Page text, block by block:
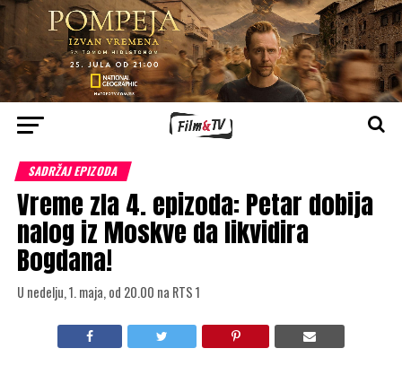
SADRŽAJ EPIZODA
Vreme zla 4. epizoda: Petar dobija
nalog iz Moskve da likvidira
Bogdana!
U nedelju, 1. maja, od 20.00 na RTS 1